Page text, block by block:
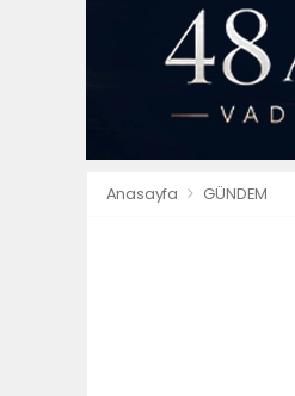
Anasayfa GÜNDEM